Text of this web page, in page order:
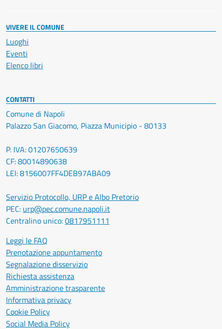
VIVERE IL COMUNE
Luoghi
Eventi
Elenco libri
CONTATTI
Comune di Napoli
Palazzo San Giacomo, Piazza Municipio - 80133
P. IVA: 01207650639
CF: 80014890638
LEI: 8156007FF4DEB97ABA09
Servizio Protocollo, URP e Albo Pretorio
PEC: urp@pec.comune.napoli.it
Centralino unico:0817951111
Leggi le FAQ
Prenotazione appuntamento
Segnalazione disservizio
Richiesta assistenza
Amministrazione trasparente
Informativa privacy
Cookie Policy
Social Media Policy